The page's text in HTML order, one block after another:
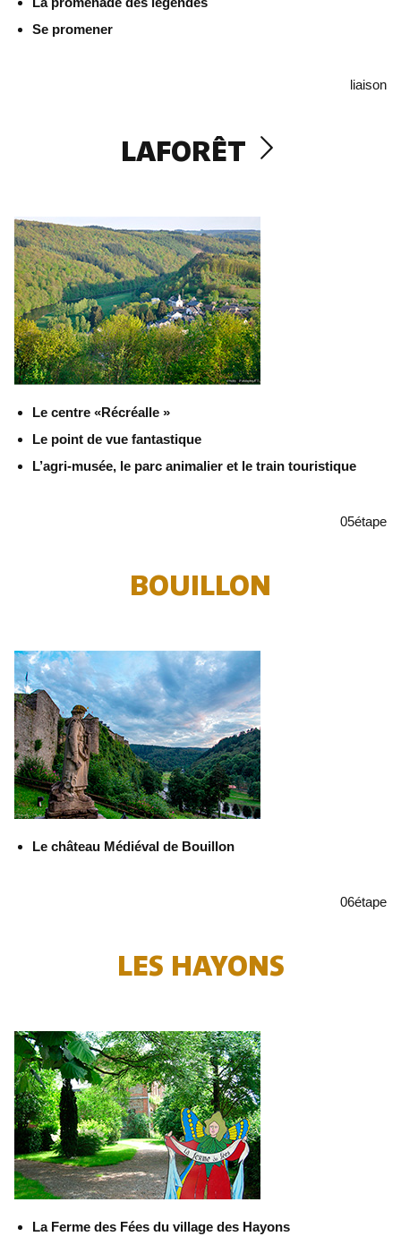
Se promener
liaison
LAFORÊT
Le centre «Récréalle »
Le point de vue fantastique
L’agri-musée, le parc animalier et le train touristique
05étape
BOUILLON
Le château Médiéval de Bouillon
06étape
LES HAYONS
La Ferme des Fées du village des Hayons